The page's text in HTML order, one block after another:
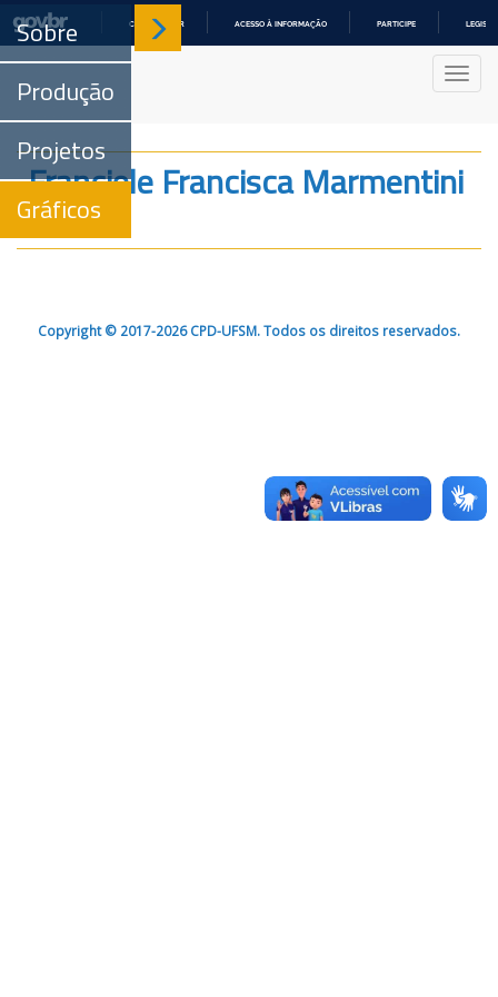
COMUNICA BR ACESSO À INFORMAÇÃO PARTICIPE
Sobre
Produção
Projetos
Gráficos
Franciele Francisca Marmentini
Rovani
Copyright © 2017-2026 CPD-UFSM. Todos os direitos reservados.